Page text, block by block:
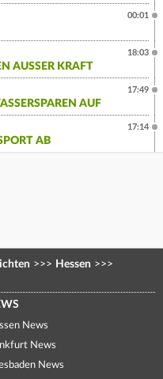
00:01
AUSSER KRAFT
18:03
AUF
17:49
AB
17:14
>>> Hessen >>>
News
News
News